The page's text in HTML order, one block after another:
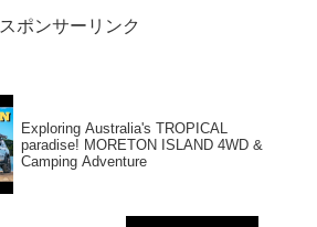
スポンサーリンク
Exploring Australia's TROPICAL
paradise! MORETON ISLAND 4WD &
Camping Adventure